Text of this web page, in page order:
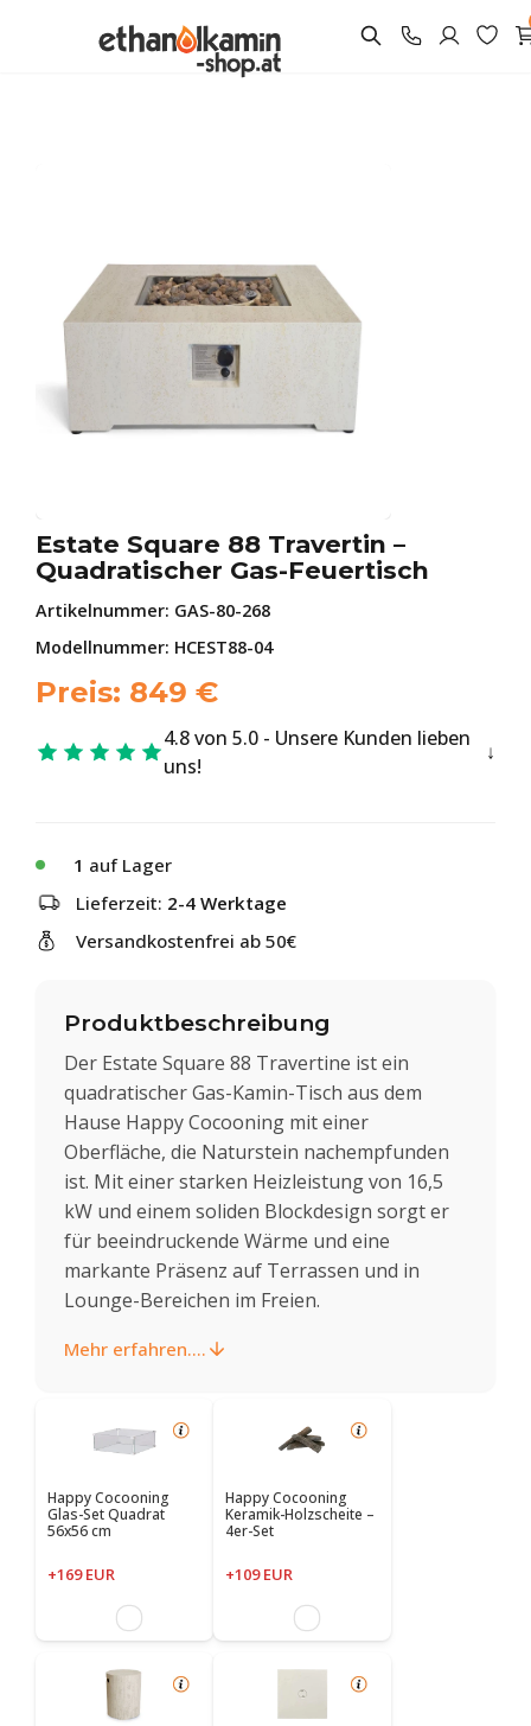
Estate Square 88 Travertin –
Quadratischer Gas-Feuertisch
Artikelnummer: GAS-80-268
Modellnummer: HCEST88-04
Preis: 849 €
4.8 von 5.0 - Unsere Kunden lieben
uns!
1 auf Lager
Lieferzeit: 2-4 Werktage
Versandkostenfrei ab 50€
Produktbeschreibung
Der Estate Square 88 Travertine ist ein
quadratischer Gas-Kamin-Tisch aus dem
Hause Happy Cocooning mit einer
Oberfläche, die Naturstein nachempfunden
ist. Mit einer starken Heizleistung von 16,5
kW und einem soliden Blockdesign sorgt er
für beeindruckende Wärme und eine
markante Präsenz auf Terrassen und in
Lounge-Bereichen im Freien.
Mehr erfahren....
Happy Cocooning
Glas-Set Quadrat
56x56 cm
+169 EUR
Happy Cocooning
Keramik-Holzscheite –
4er-Set
+109 EUR